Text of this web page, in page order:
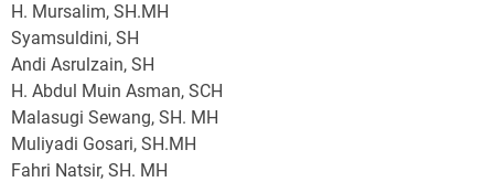
H. Mursalim, SH.MH
Syamsuldini, SH
Andi Asrulzain, SH
H. Abdul Muin Asman, SCH
Malasugi Sewang, SH. MH
Muliyadi Gosari, SH.MH
Fahri Natsir, SH. MH